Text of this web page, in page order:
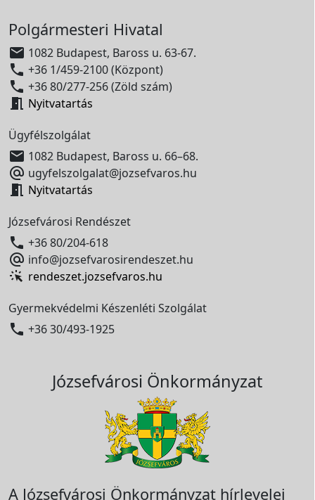
Polgármesteri Hivatal
 1082 Budapest, Baross u. 63-67.
 +36 1/459-2100 (Központ)
 +36 80/277-256 (Zöld szám)
 Nyitvatartás
Ügyfélszolgálat
 1082 Budapest, Baross u. 66–68.
 ugyfelszolgalat@jozsefvaros.hu
 Nyitvatartás
Józsefvárosi Rendészet
 +36 80/204-618
 info@jozsefvarosirendeszet.hu
rendeszet.jozsefvaros.hu
Gyermekvédelmi Készenléti Szolgálat
 +36 30/493-1925
Józsefvárosi Önkormányzat
A Józsefvárosi Önkormányzat hírlevelei